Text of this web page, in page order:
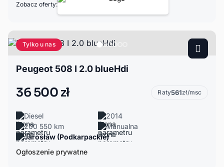
Zobacz oferty:
Tylko u nas
Peugeot 508 I 2.0 blueHdi
36 500 zł Raty561zł/msc
Diesel
2014
200 550 km
Manualna
Jarosław (Podkarpackie)
Ogłoszenie prywatne